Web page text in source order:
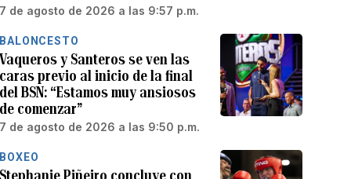
7 de agosto de 2026 a las 9:57 p.m.
BALONCESTO
Vaqueros y Santeros se ven las
caras previo al inicio de la final
del BSN: “Estamos muy ansiosos
de comenzar”
7 de agosto de 2026 a las 9:50 p.m.
BOXEO
Stephanie Piñeiro concluye con